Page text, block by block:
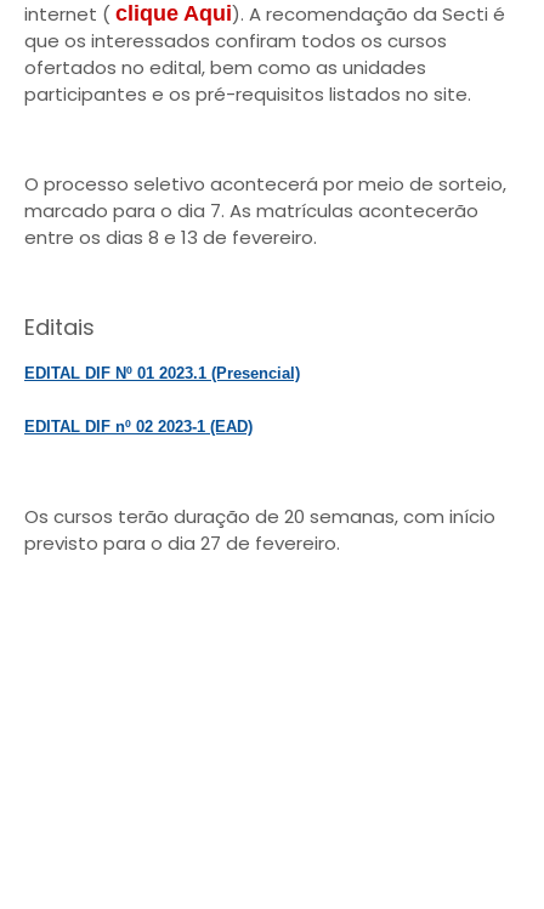
internet ( clique Aqui). A recomendação da Secti é
que os interessados confiram todos os cursos
ofertados no edital, bem como as unidades
participantes e os pré-requisitos listados no site.
O processo seletivo acontecerá por meio de sorteio,
marcado para o dia 7. As matrículas acontecerão
entre os dias 8 e 13 de fevereiro.
Editais
EDITAL DIF Nº 01 2023.1 (Presencial)
EDITAL DIF nº 02 2023-1 (EAD)
Os cursos terão duração de 20 semanas, com início
previsto para o dia 27 de fevereiro.